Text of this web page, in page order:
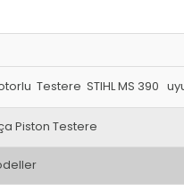
Testere STIHL MS 390
Piston Testere